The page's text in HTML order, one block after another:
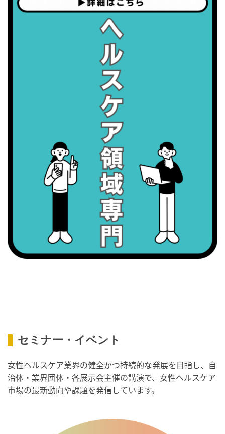
・職場の健康診断実施強化月間
・職場の健康診断実施強化月間
・世界アルツハイマー月間
・健康増進普及月間
・歯ヂカラ探究月間
・職場の健康診断実施強化月間
・世界アルツハイマー月間
・健康増進普及月間
・がん征圧月間
・健康増進普及月間
・歯ヂカラ探究月間
・骨盤臓器脱 克服の日
セミナー・イベント
女性ヘルスケア業界の健全かつ持続的な発展を目指し、自
治体・業界団体・各展示会主催の講演で、女性ヘルスケア
市場の最新動向や課題を発信しています。